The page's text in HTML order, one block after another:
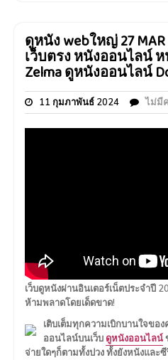
ดูหนัง webใหญ่ 27
เว็บตรง หนังออนไลน์ ห
Zelma ดูหนังออนไลน์
11 กุมภาพันธ์ 2024 ไม่มี
เว็บดูหนังผ่านอินเตอร์เน็ตประจำปี
ห้ามพลาดโดยเด็ดขาด!
เติบเต็มทุกความเบิกบานใจข
ออนไลน์บนเว็บ ดูหนังออนไลน์
จ่ายใดๆก็ตามทั้งปวง ทั้งยังหนังและ